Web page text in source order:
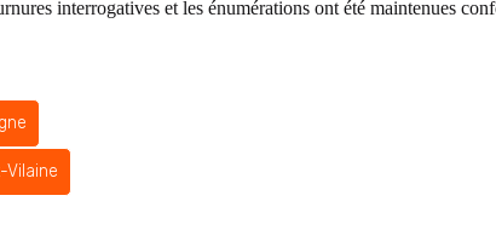
interrogatives et les énumérations ont été maintenues
Vilaine